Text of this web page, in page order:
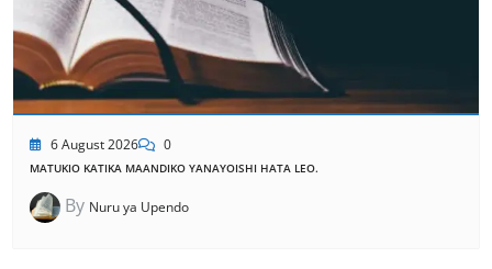
6 August 2026 0
MATUKIO KATIKA MAANDIKO YANAYOISHI HATA LEO.
By Nuru ya Upendo